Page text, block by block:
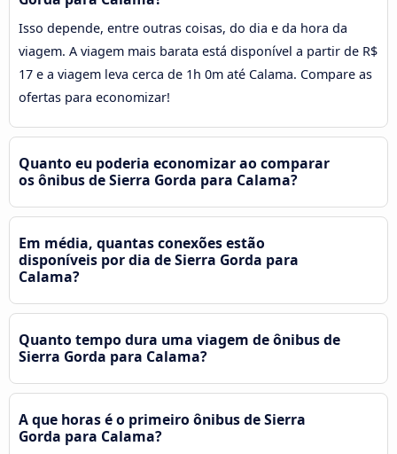
Isso depende, entre outras coisas, do dia e da hora da
viagem. A viagem mais barata está disponível a partir de R$
17 e a viagem leva cerca de 1h 0m até Calama. Compare as
ofertas para economizar!
Quanto eu poderia economizar ao comparar
os ônibus de Sierra Gorda para Calama?
Em média, quantas conexões estão
disponíveis por dia de Sierra Gorda para
Calama?
Quanto tempo dura uma viagem de ônibus de
Sierra Gorda para Calama?
A que horas é o primeiro ônibus de Sierra
Gorda para Calama?